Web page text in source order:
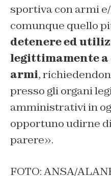
sportiva con armi
comunque quello
detenere ed
legittimamente
armi,
presso gli organi
amministrativi in
opportuno udirne
parere».
FOTO: ANSA/